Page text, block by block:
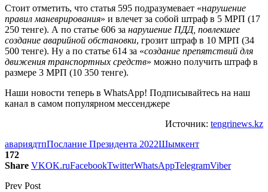
Стоит отметить, что статья 595 подразумевает «нарушение
правил маневрирования» и влечет за собой штраф в 5 МРП (17
250 тенге). А по статье 606 за нарушение ПДД, повлекшее
создание аварийной обстановки, грозит штраф в 10 МРП (34
500 тенге). Ну а по статье 614 за «создание препятствий для
движения транспортных средств» можно получить штраф в
размере 3 МРП (10 350 тенге).
Наши новости теперь в WhatsApp! Подписывайтесь на наш
канал в самом популярном мессенджере
Источник: tengrinews.kz
авариядтпПослание Президента 2022Шымкент
172
Share VKOK.ruFacebookTwitterWhatsAppTelegramViber
Prev Post